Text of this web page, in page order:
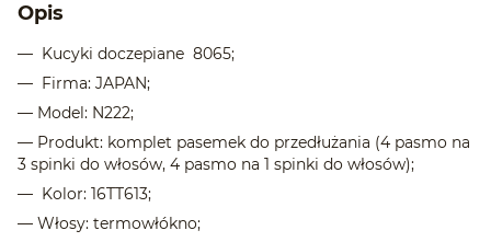
Opis
— Kucyki doczepiane 8065;
— Firma: JAPAN;
— Model: N222;
— Produkt: komplet pasemek do przedłużania (4 pasmo na
3 spinki do włosów, 4 pasmo na 1 spinki do włosów);
— Kolor: 16TT613;
— Włosy: termowłókno;